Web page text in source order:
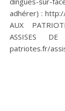
adhérer) :
AUX
ASSISES
patriotes.fr/